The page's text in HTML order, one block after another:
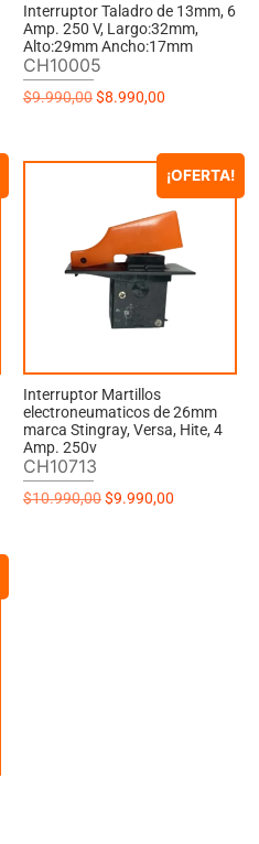
Interruptor Taladro de 13mm, 6
Amp. 250 V, Largo:32mm,
Alto:29mm Ancho:17mm
CH10005
$9.990,00$8.990,00
¡OFERTA!
Interruptor Martillos
electroneumaticos de 26mm
marca Stingray, Versa, Hite, 4
Amp. 250v
CH10713
$10.990,00$9.990,00